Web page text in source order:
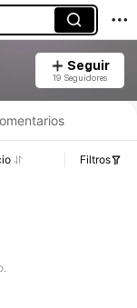
Seguir
19 Seguidores
Filtros